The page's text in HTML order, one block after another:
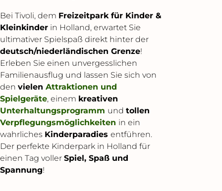
Bei Tivoli, dem Freizeitpark für Kinder &
Kleinkinder in Holland, erwartet Sie
ultimativer Spielspaß direkt hinter der
deutsch/niederländischen Grenze!
Erleben Sie einen unvergesslichen
Familienausflug und lassen Sie sich von
den vielen Attraktionen und
Spielgeräte, einem kreativen
Unterhaltungsprogramm und tollen
Verpflegungsmöglichkeiten in ein
wahrliches Kinderparadies entführen.
Der perfekte Kinderpark in Holland für
einen Tag voller Spiel, Spaß und
Spannung!